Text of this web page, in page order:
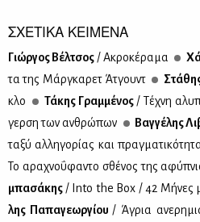
ΣΧΕΤΙΚΑ ΚΕΙΜΕΝΑ
Γιώρ­γος Βέλ­τσος / Ακρο­κέ­ρα­μα
τα της Μάρ­γκα­ρετ Άτ­γουντ
κλο
Τά­κης Γραμ­μέ­νος / Τέ­χνη
γερ­ση των αν­θρώ­πων
Βαγ­γέ­λης
τα­ξύ αλ­λη­γο­ρί­ας και
Το αρα­χνο­ΰ­φα­ντο σθέ­νος της
μπα­σά­κης / Into the Box / 42 Μή­νες
λης Πα­πα­γε­ωρ­γί­ου / Άγρια